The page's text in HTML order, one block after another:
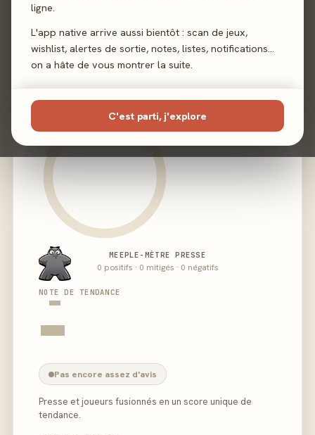
ligne.
L'app native arrive aussi bientôt : scan de jeux,
wishlist, alertes de sortie, notes, listes, notifications…
on a hâte de vous montrer la suite.
C'est parti, j'explore
02 - LE VERDICT
-
MEEPLE-MÈTRE PRESSE
0 positifs · 0 mitigés · 0 négatifs
NOTE DE TENDANCE
-
Pas encore assez d'avis
Presse et joueurs fusionnés en un score unique de
tendance.